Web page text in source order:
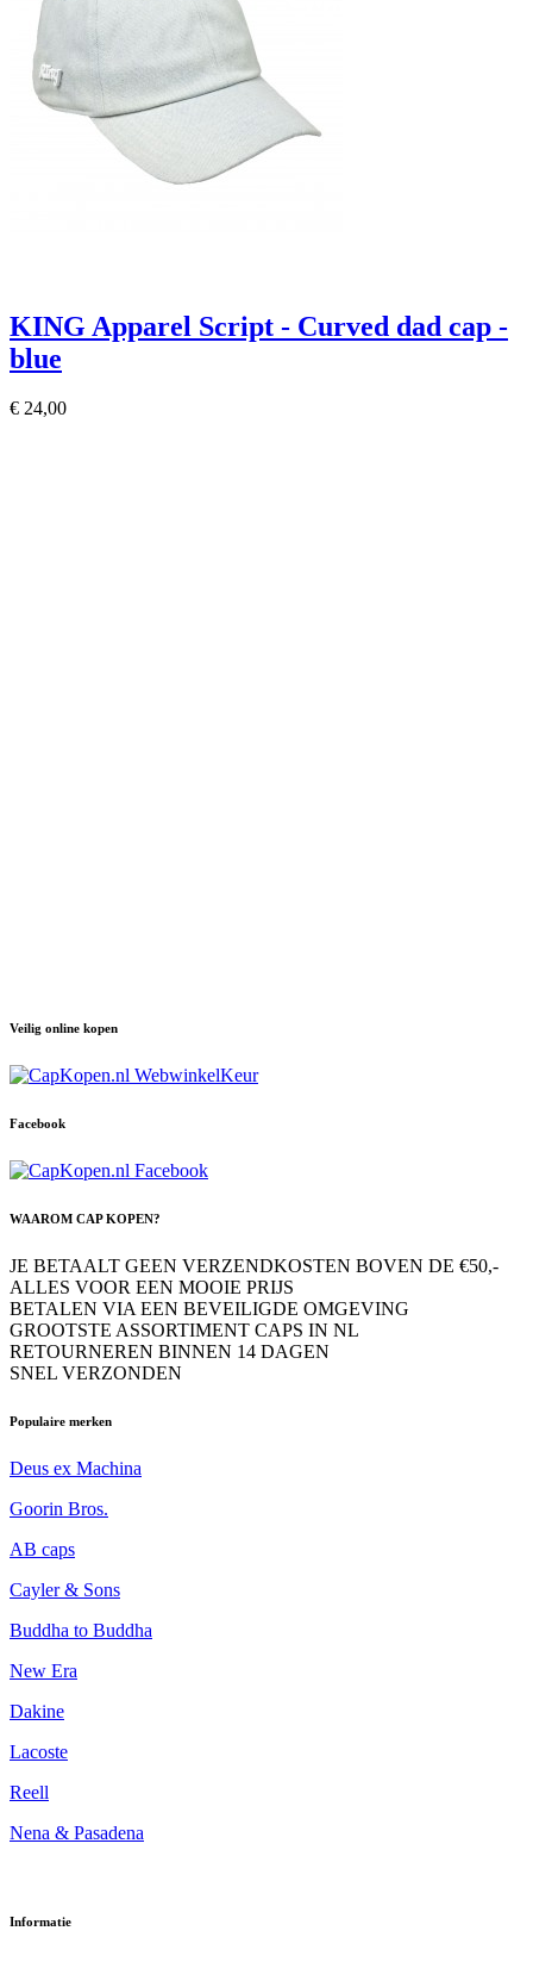
KING Apparel Script - Curved dad cap -
blue
€ 24,00
Veilig online kopen
Facebook
WAAROM CAP KOPEN?
JE BETAALT GEEN VERZENDKOSTEN BOVEN DE €50,-
ALLES VOOR EEN MOOIE PRIJS
BETALEN VIA EEN BEVEILIGDE OMGEVING
GROOTSTE ASSORTIMENT CAPS IN NL
RETOURNEREN BINNEN 14 DAGEN
SNEL VERZONDEN
Populaire merken
Deus ex Machina
Goorin Bros.
AB caps
Cayler & Sons
Buddha to Buddha
New Era
Dakine
Lacoste
Reell
Nena & Pasadena
Informatie